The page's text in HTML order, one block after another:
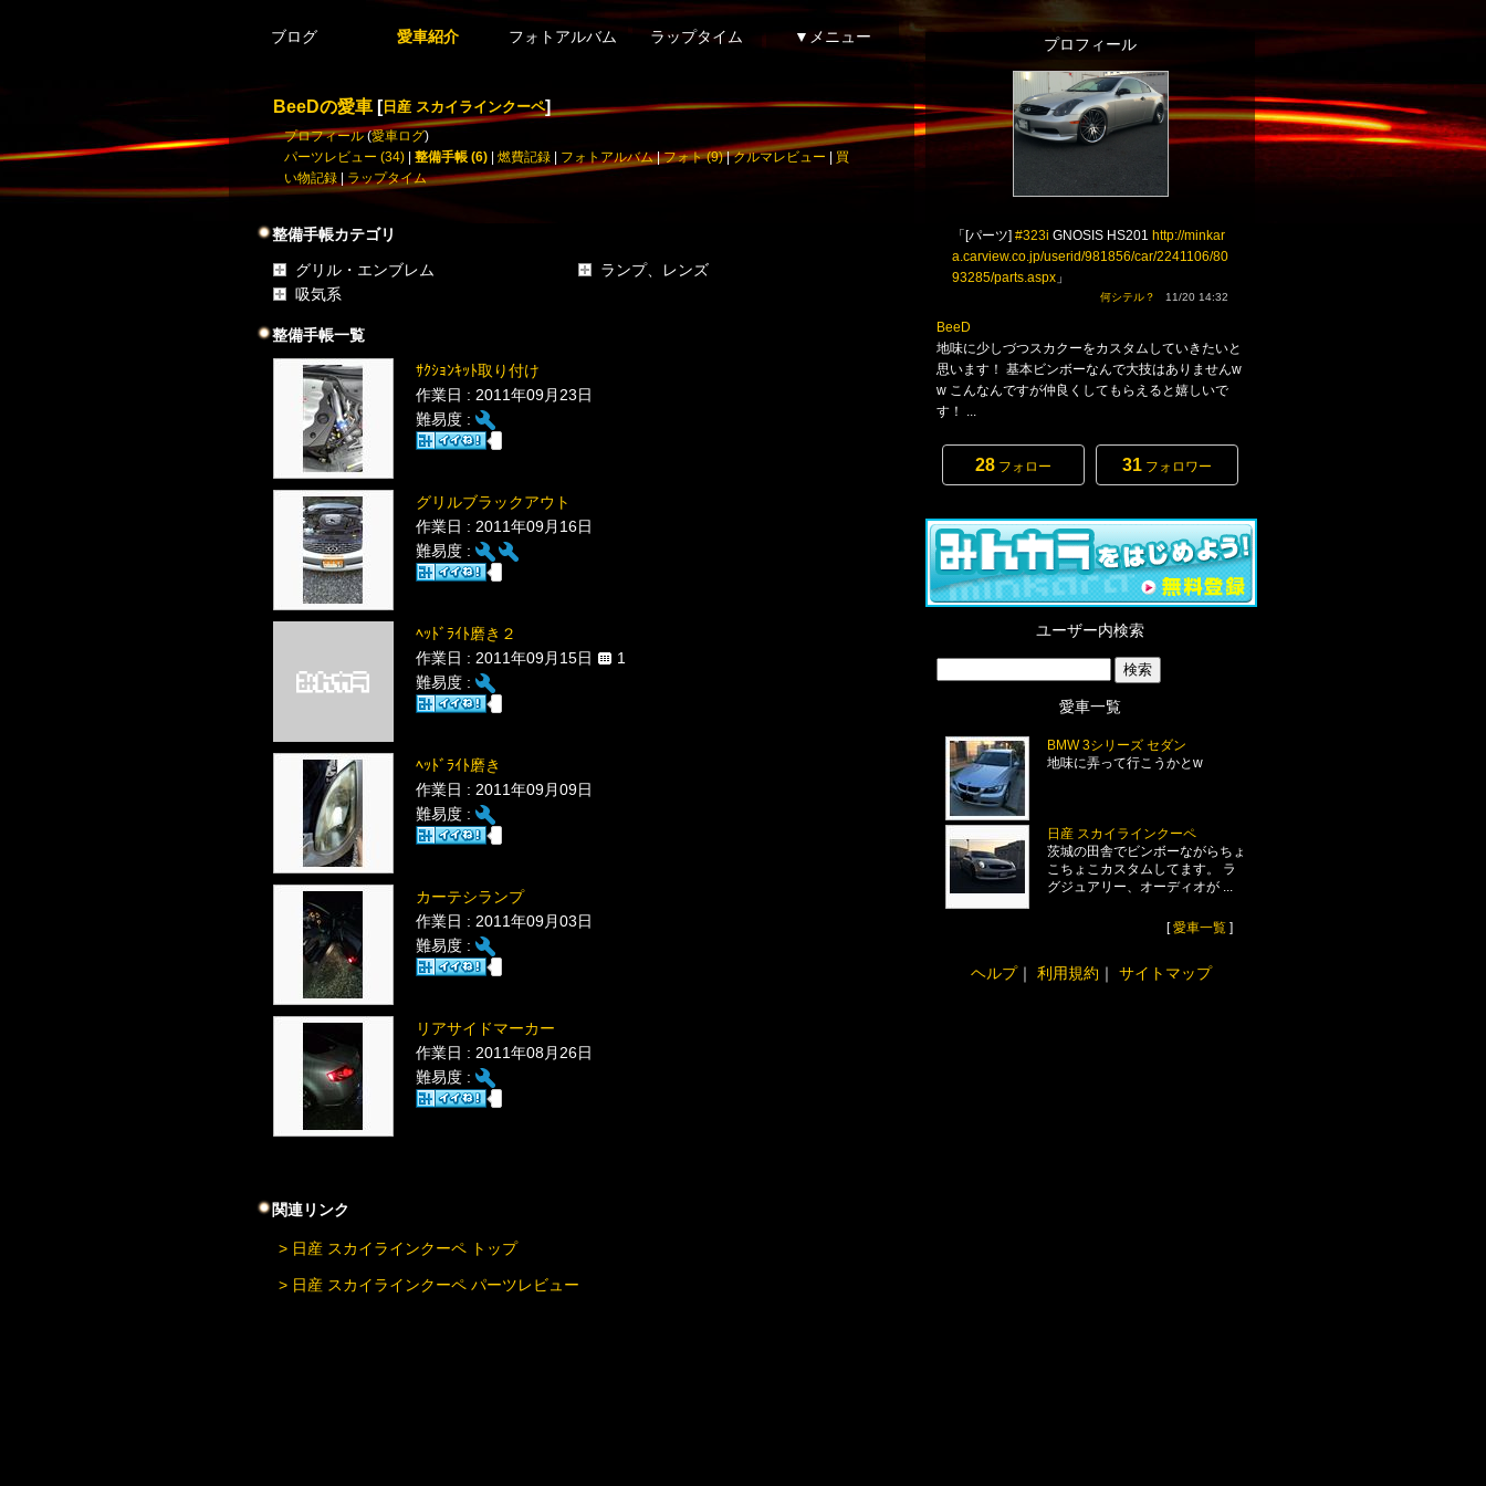
ブログ 愛車紹介 フォトアルバム ラップタイム ▼メニュー
BeeDの愛車 [ 日産 スカイラインクーペ]
プロフィール(愛車ログ)
パーツレビュー (34)
整備手帳 (6) 燃費記録 フォトアルバム|フォト (9)|クルマレビュー
買
い物記録 |ラップタイム
整備手帳カテゴリ
グリル・エンブレム
吸気系
ランプ、レンズ
整備手帳一覧
ｻｸｼｮﾝｷｯﾄ取り付け
作業日 : 2011年09月23日
難易度 :
グリルブラックアウト
作業日 : 2011年09月16日
難易度 :
ﾍｯﾄﾞﾗｲﾄ磨き２
作業日 : 2011年09月15日
1
難易度 :
ﾍｯﾄﾞﾗｲﾄ磨き
作業日 : 2011年09月09日
難易度 :
カーテシランプ
作業日 : 2011年09月03日
難易度 :
リアサイドマーカー
作業日 : 2011年08月26日
難易度 :
関連リンク
> 日産 スカイラインクーペ トップ
> 日産 スカイラインクーペ パーツレビュー
プロフィール
「[パーツ] #323i GNOSIS HS201 http://minkar
a.carview.co.jp/userid/981856/car/2241106/80
93285/parts.aspx 」
何シテル？ 11/20 14:32
BeeD
地味に少しづつスカクーをカスタムしていきたいと
思います！ 基本ビンボーなんで大技はありませんw
w こんなんですが仲良くしてもらえると嬉しいで
す！ ...
28 フォロー 31 フォロワー
ユーザー内検索
愛車一覧
BMW 3シリーズ セダン
地味に弄って行こうかとw
日産 スカイラインクーペ
茨城の田舎でビンボーながらちょ
こちょこカスタムしてます。 ラ
グジュアリー、オーディオが ...
[愛車一覧 ]
ヘルプ｜ 利用規約 ｜ サイトマップ